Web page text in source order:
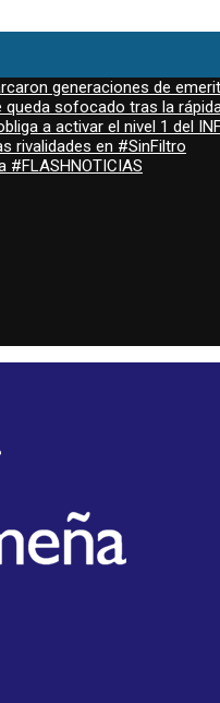
generaciones de
queda sofocado tras la
a activar el nivel 1 del
rivalidades en #SinFiltro
#FLASHNOTICIAS